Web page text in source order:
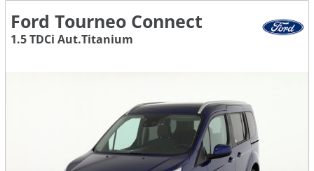
Ford Tourneo Connect
1.5 TDCi Aut.Titanium